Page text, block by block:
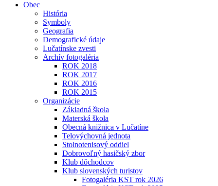
Obec
História
Symboly
Geografia
Demografické údaje
Lučatínske zvesti
Archív fotogaléria
ROK 2018
ROK 2017
ROK 2016
ROK 2015
Organizácie
Základná škola
Materská škola
Obecná knižnica v Lučatíne
Telovýchovná jednota
Stolnotenisový oddiel
Dobrovoľný hasičský zbor
Klub dôchodcov
Klub slovenských turistov
Fotogaléria KST rok 2026